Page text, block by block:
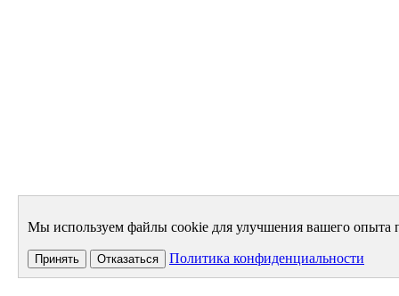
Мы используем файлы cookie для улучшения вашего опыта
Принять Отказаться Политика конфиденциальности